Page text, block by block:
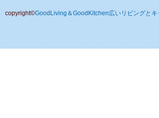
copyright©GoodLiving＆GoodKitchen広いリビングと